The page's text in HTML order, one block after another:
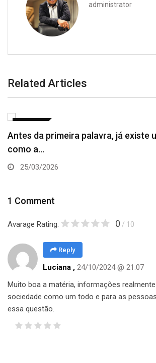
administrator
Related Articles
Antes da primeira palavra, já existe
como a…
25/03/2026
1 Comment
Avarage Rating: 0 / 10
Reply
Luciana , 24/10/2024 @ 21:07
Muito boa a matéria, informações
sociedade como um todo e para as
essa questão.